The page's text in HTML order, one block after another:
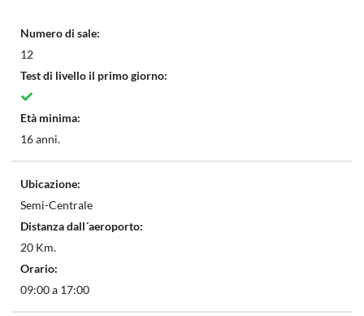
Numero di sale:
12
Test di livello il primo giorno:
Età minima:
16 anni.
Ubicazione:
Semi-Centrale
Distanza dall´aeroporto:
20 Km.
Orario:
09:00 a 17:00